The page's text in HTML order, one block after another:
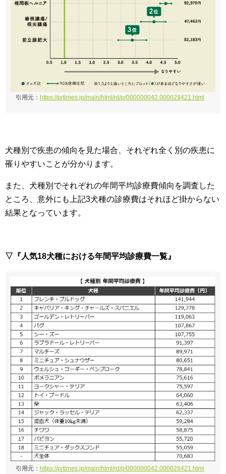
引用元： https://prtimes.jp/main/html/rd/p/000000042.000028421.html
犬種別で疾患の傾向を見た場合、それぞれ全く別の疾患に
罹りやすいことが分かります。
また、犬種別でそれぞれの年間平均診療費傾向を調査した
ところ、意外にも上記3犬種の診療費はそれほど掛からない
結果となっています。
▽『人気18犬種における年間平均診療費一覧』
引用元： https://prtimes.jp/main/html/rd/p/000000042.000028421.html